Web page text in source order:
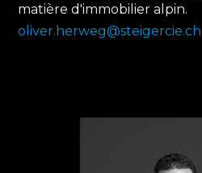
oliver.herweg@steigercie.ch
matière d'immobilier alpin.